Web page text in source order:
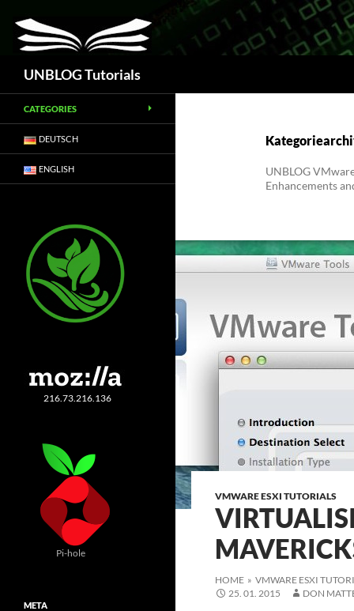
UNBLOG Tutorials
Suchen
UNBLOG
Enhancements
VMWARE ESXI TUTORIALS
HOME » VMWARE ESXI
25. 01. 2015
DON
CATEGORIES
DEUTSCH
ENGLISH
216.73.216.136
Pi-hole
META